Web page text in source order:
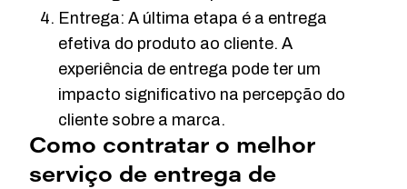
Entrega: A última etapa é a entrega
efetiva do produto ao cliente. A
experiência de entrega pode ter um
impacto significativo na percepção do
cliente sobre a marca.
Como contratar o melhor
serviço de entrega de